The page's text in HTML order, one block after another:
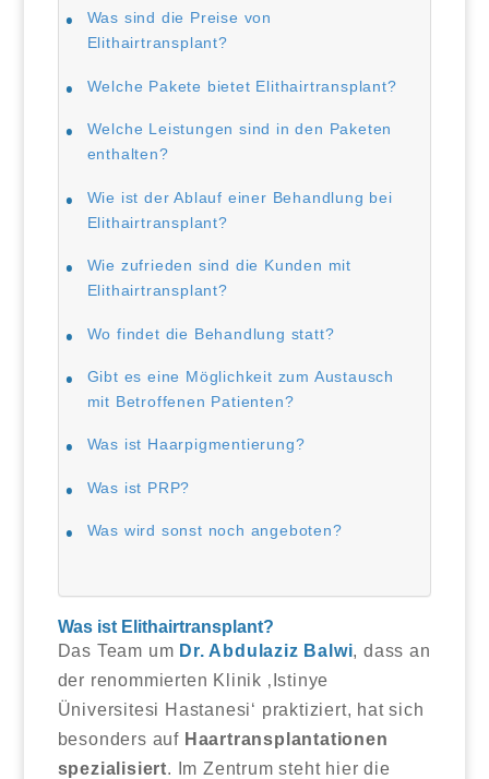
Was sind die Preise von
Elithairtransplant?
Welche Pakete bietet Elithairtransplant?
Welche Leistungen sind in den Paketen
enthalten?
Wie ist der Ablauf einer Behandlung bei
Elithairtransplant?
Wie zufrieden sind die Kunden mit
Elithairtransplant?
Wo findet die Behandlung statt?
Gibt es eine Möglichkeit zum Austausch
mit Betroffenen Patienten?
Was ist Haarpigmentierung?
Was ist PRP?
Was wird sonst noch angeboten?
Was ist Elithairtransplant?
Das Team um Dr. Abdulaziz Balwi, dass an
der renommierten Klinik ‚Istinye
Üniversitesi Hastanesi‘ praktiziert, hat sich
besonders auf Haartransplantationen
spezialisiert. Im Zentrum steht hier die